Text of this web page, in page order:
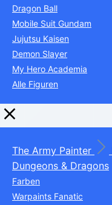
Dragon Ball
Mobile Suit Gundam
Jujutsu Kaisen
Demon Slayer
My Hero Academia
Alle Figuren
The Army Painter
Dungeons & Dragons
Farben
Warpaints Fanatic